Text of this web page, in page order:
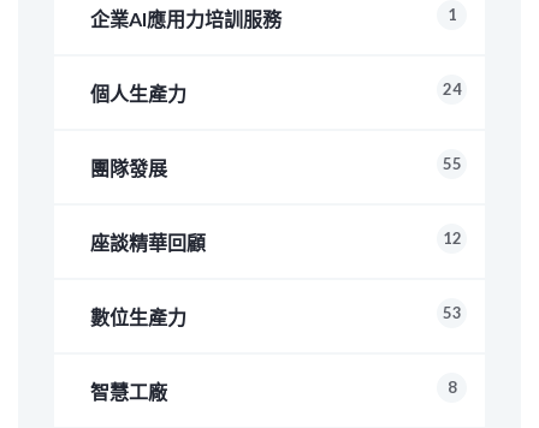
企業AI應用力培訓服務 1
個人生產力 24
團隊發展 55
座談精華回顧 12
數位生產力 53
智慧工廠 8